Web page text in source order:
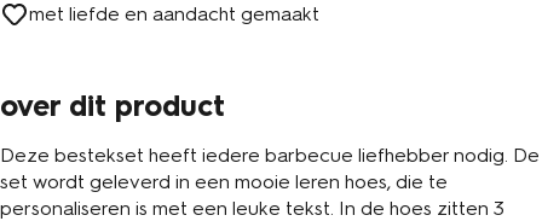
met liefde en aandacht gemaakt
over dit product
Deze bestekset heeft iedere barbecue liefhebber nodig. De
set wordt geleverd in een mooie leren hoes, die te
personaliseren is met een leuke tekst. In de hoes zitten 3